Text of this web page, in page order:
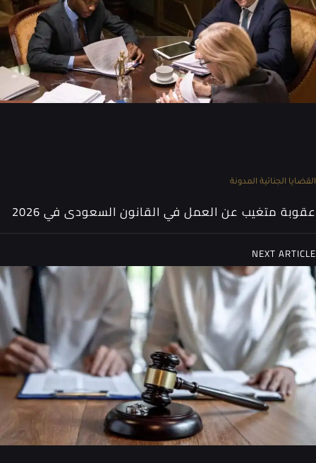
القضايا الجنائية المدونة
عقوبة متغيب عن العمل​ في القانون السعودى في 2026
NEXT ARTICLE